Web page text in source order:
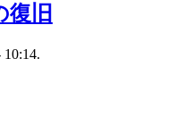
復旧
10:14.